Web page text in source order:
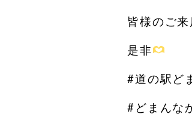
皆様のご
是非
#道の駅ど
#どまんな